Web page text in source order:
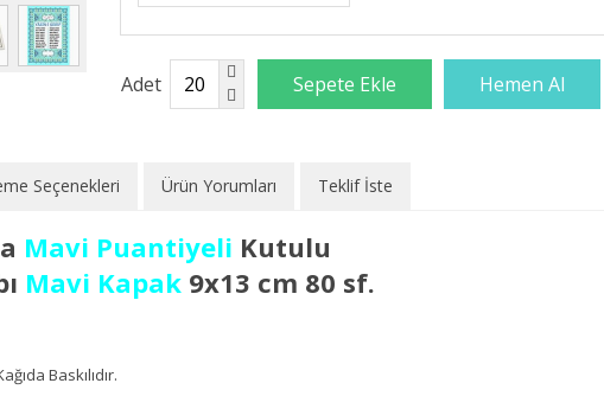
Adet
Seçenekleri Ürün Yorumları Teklif İste
Mavi Puantiyeli Kutulu
Mavi Kapak 9x13 cm 80 sf.
Baskılıdır.